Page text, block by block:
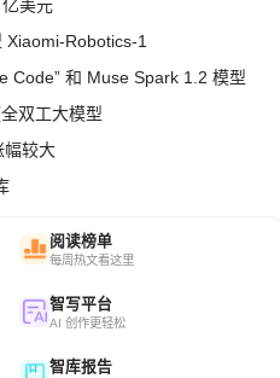
美元
Xiaomi-Robotics-1
Code” 和 Muse Spark 1.2 模型
双工大模型
幅较大
阅读榜单
每周热文看这里
智写平台
AI 创作更轻松
智库报告